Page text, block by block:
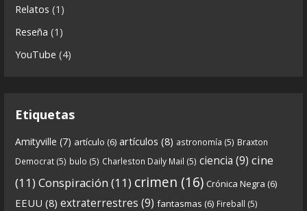
parte-2-la-forja-audios-mp3_rf_67540152_1.html
Continuamos el especial Qanon con esta segunda
6 0 View on facebook
Crónicas de Nantucket
Relatos (1)
Reseña (1)
YouTube (4)
Etiquetas
Amityville (7) artículo (6) artículos (8) astronomía (5) Braxton
Democrat (5) bulo (5) Charleston Daily Mail (5) ciencia (9) cine
(11) Conspiración (11) crimen (16) Crónica Negra (6)
EEUU (8) extraterrestres (9) fantasmas (6) Fireball (5)